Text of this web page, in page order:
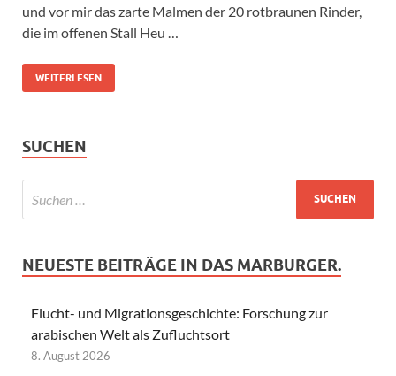
und vor mir das zarte Malmen der 20 rotbraunen Rinder,
die im offenen Stall Heu …
WEITERLESEN
SUCHEN
NEUESTE BEITRÄGE IN DAS MARBURGER.
Flucht- und Migrationsgeschichte: Forschung zur
arabischen Welt als Zufluchtsort
8. August 2026